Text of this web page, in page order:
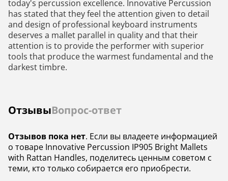
today's percussion excellence. Innovative Percussion
has stated that they feel the attention given to detail
and design of professional keyboard instruments
deserves a mallet parallel in quality and that their
attention is to provide the performer with superior
tools that produce the warmest fundamental and the
darkest timbre.
ОтзывыВопрос-ответ
Отзывов пока нет. Если вы владеете информацией
о товаре Innovative Percussion IP905 Bright Mallets
with Rattan Handles, поделитесь ценным советом с
теми, кто только собирается его приобрести.